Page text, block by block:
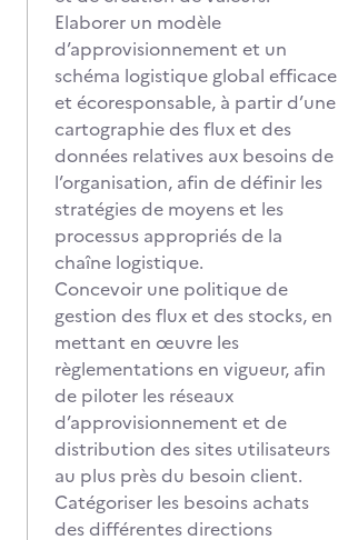
Elaborer un modèle
d’approvisionnement et un
schéma logistique global efficace
et écoresponsable, à partir d’une
cartographie des flux et des
données relatives aux besoins de
l’organisation, afin de définir les
stratégies de moyens et les
processus appropriés de la
chaîne logistique.
Concevoir une politique de
gestion des flux et des stocks, en
mettant en œuvre les
règlementations en vigueur, afin
de piloter les réseaux
d’approvisionnement et de
distribution des sites utilisateurs
au plus près du besoin client.
Catégoriser les besoins achats
des différentes directions